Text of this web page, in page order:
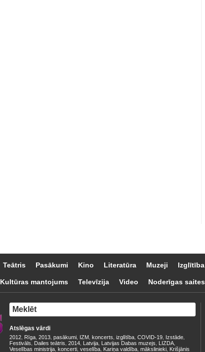
Teātris Pasākumi Kino Literatūra Muzeji Izglītība
Kultūras mantojums Televīzija Video Noderīgas saites
Atslēgas vārdi
2012 Rīga 2013 pasākumi IZM koncerts izglītība COVID-19 Izstāde
Festivāls Dailes teātris 2014 Latvija Latvijas Dabas muzejs LIZDA
Veselības ministrija koncerti veselība Kariņa valdība mākslinieki Krišjānis